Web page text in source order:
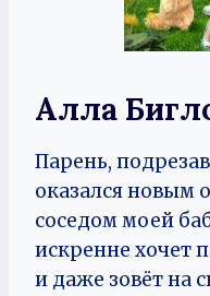
Алла
Парень,
оказался новым
соседом моей
искренне хочет
и даже зовёт на